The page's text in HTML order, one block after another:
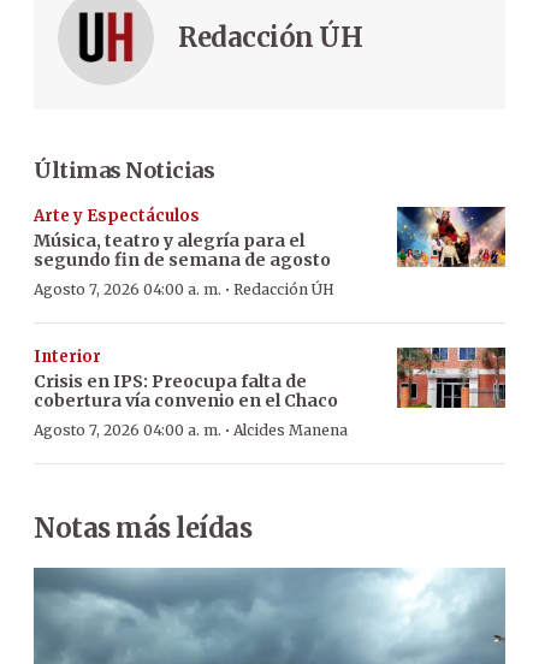
Redacción ÚH
Últimas Noticias
Arte y Espectáculos
Música, teatro y alegría para el
segundo fin de semana de agosto
Agosto 7, 2026 04:00 a. m. · Redacción ÚH
Interior
Crisis en IPS: Preocupa falta de
cobertura vía convenio en el Chaco
Agosto 7, 2026 04:00 a. m. · Alcides Manena
Notas más leídas